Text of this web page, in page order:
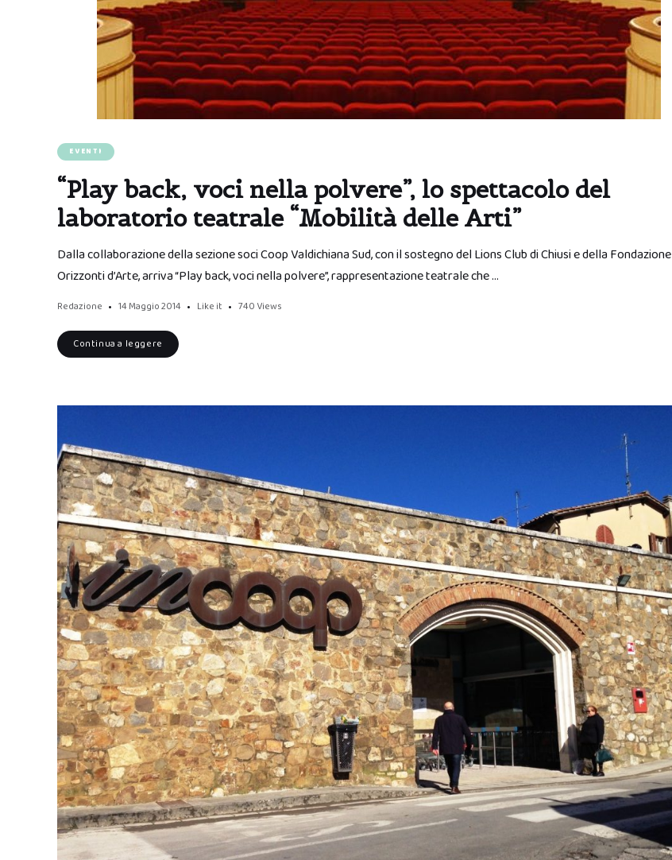
EVENTI
“Play back, voci nella polvere”, lo spettacolo del
laboratorio teatrale “Mobilità delle Arti”
Dalla collaborazione della sezione soci Coop Valdichiana Sud, con il sostegno del Lions Club di Chiusi e della Fondazione
Orizzonti d’Arte, arriva “Play back, voci nella polvere”, rappresentazione teatrale che …
Redazione 14 Maggio 2014 Like it 740 Views
Continua a leggere